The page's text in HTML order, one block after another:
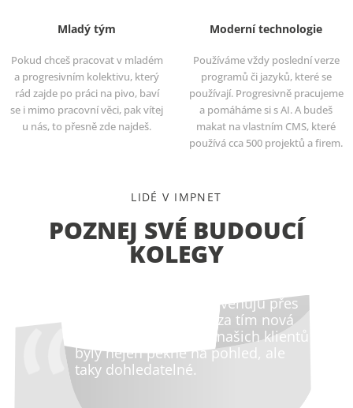
Mladý tým
Pokud chceš pracovat v mladém
a progresivním kolektivu, který
rád zajde po práci na pivo, baví
se i mimo pracovní věci, pak vítej
u nás, to přesně zde najdeš.
Moderní technologie
Používáme vždy poslední verze
programů či jazyků, které se
používají. Progresivně pracujeme
a pomáháme si s AI. A budeš
makat na vlastním CMS, které
používá cca 500 projektů a firem.
LIDÉ V IMPNET
POZNEJ SVÉ BUDOUCÍ
KOLEGY
Optimalizaci webů se věnuju přes
10 let, ale pokaždé je za tím nová
výzva. Chci aby weby našich klientů
byly nejen pěkné na pohled, ale
taky dohledatelné.